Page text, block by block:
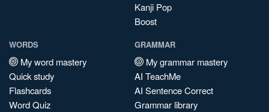
Kanji Pop
Boost
WORDS
My word mastery
Quick study
Flashcards
Word Quiz
GRAMMAR
My grammar mastery
AI TeachMe
AI Sentence Correct
Grammar library